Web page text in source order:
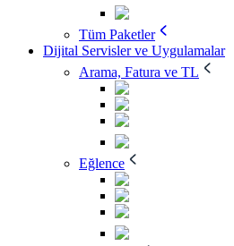
Tüm Paketler
Dijital Servisler ve Uygulamalar
Arama, Fatura ve TL
Eğlence